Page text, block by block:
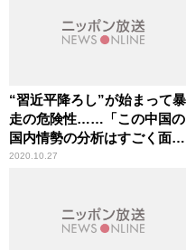
“習近平降ろし”が始まって暴
走の危険性……「この中国の
国内情勢の分析はすごく面白
い」辛坊治郎が言及
2020.10.27